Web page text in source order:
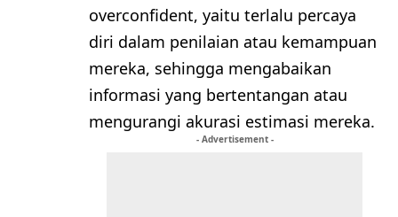
overconfident, yaitu terlalu percaya
diri dalam penilaian atau kemampuan
mereka, sehingga mengabaikan
informasi yang bertentangan atau
mengurangi akurasi estimasi mereka.
- Advertisement -